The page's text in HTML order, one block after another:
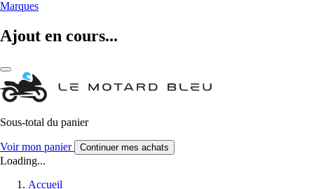
Marques
Ajout en cours...
Sous-total du panier
Voir mon panier Continuer mes achats
Loading...
Accueil